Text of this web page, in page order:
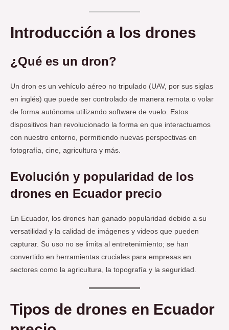
Introducción a los drones
¿Qué es un dron?
Un dron es un vehículo aéreo no tripulado (UAV, por sus siglas
en inglés) que puede ser controlado de manera remota o volar
de forma autónoma utilizando software de vuelo. Estos
dispositivos han revolucionado la forma en que interactuamos
con nuestro entorno, permitiendo nuevas perspectivas en
fotografía, cine, agricultura y más.
Evolución y popularidad de los
drones en Ecuador precio
En Ecuador, los drones han ganado popularidad debido a su
versatilidad y la calidad de imágenes y videos que pueden
capturar. Su uso no se limita al entretenimiento; se han
convertido en herramientas cruciales para empresas en
sectores como la agricultura, la topografía y la seguridad.
Tipos de drones en Ecuador